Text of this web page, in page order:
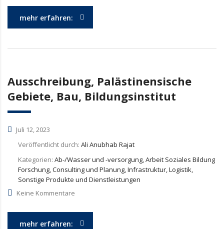
mehr erfahren:
Ausschreibung, Palästinensische
Gebiete, Bau, Bildungsinstitut
Juli 12, 2023
Veröffentlicht durch: Ali Anubhab Rajat
Kategorien: Ab-/Wasser und -versorgung, Arbeit Soziales Bildung
Forschung, Consulting und Planung, Infrastruktur, Logistik,
Sonstige Produkte und Dienstleistungen
Keine Kommentare
mehr erfahren: